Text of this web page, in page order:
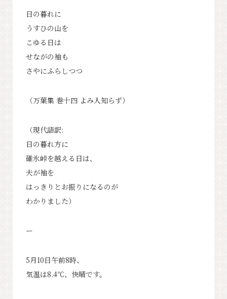
お知らせ
フォトギャラリー
会議室利⽤希望お申し込み
バナー広告案内
お問い合わせ
日の暮れに
うすひの山を
こゆる日は
せながの袖も
さやにふらしつつ
（万葉集 巻十四 よみ人知らず）
（現代語訳:
日の暮れ方に
碓氷峠を越える日は、
夫が袖を
はっきりとお振りになるのが
わかりました）
ー
5月10日午前8時、
気温は8.4℃、快晴です。